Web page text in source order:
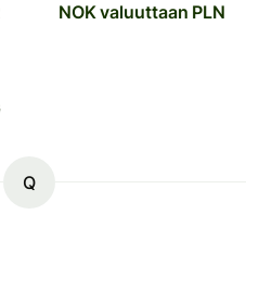
NOK valuuttaan PLN
Q